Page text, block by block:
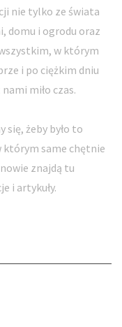
nie tylko ze świata
domu i ogrodu oraz
w którym
i po ciężkim dniu
miło czas.
żeby było to
którym same chętnie
znajdą tu
i artykuły.